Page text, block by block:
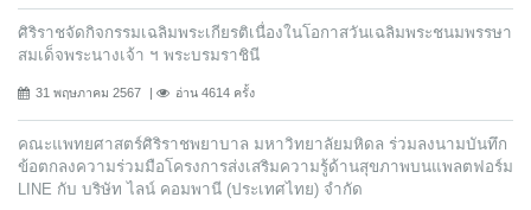
ศิริราชจัดกิจกรรมเฉลิมพระเกียรติเนื่องในโอกาสวันเฉลิมพระชนมพรรษา
สมเด็จพระนางเจ้า ฯ พระบรมราชินี
31 พฤษภาคม 2567 อ่าน 4614 ครั้ง
คณะแพทยศาสตร์ศิริราชพยาบาล มหาวิทยาลัยมหิดล ร่วมลงนามบันทึก
ข้อตกลงความร่วมมือโครงการส่งเสริมความรู้ด้านสุขภาพบนแพลตฟอร์ม
LINE กับ บริษัท ไลน์ คอมพานี (ประเทศไทย) จํากัด